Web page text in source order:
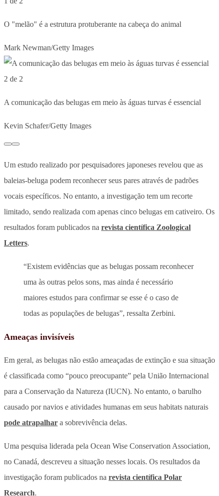
O "melão" é a estrutura protuberante na cabeça do animal
Mark Newman/Getty Images
2 de 2
A comunicação das belugas em meio às águas turvas é essencial
Kevin Schafer/Getty Images
Um estudo realizado por pesquisadores japoneses revelou que as
baleias-beluga podem reconhecer seus pares através de padrões
vocais específicos. No entanto, a investigação tem um recorte
limitado, sendo realizada com apenas cinco belugas em cativeiro. Os
resultados foram publicados na revista científica Zoological
Letters.
“Existem evidências que as belugas possam reconhecer
uma às outras pelos sons, mas ainda é necessário
maiores estudos para confirmar se esse é o caso de
todas as populações de belugas”, ressalta Zerbini.
Ameaças invisíveis
Em geral, as belugas não estão ameaçadas de extinção e sua situação
é classificada como “pouco preocupante” pela União Internacional
para a Conservação da Natureza (IUCN). No entanto, o barulho
causado por navios e atividades humanas em seus habitats naturais
pode atrapalhar a sobrevivência delas.
Uma pesquisa liderada pela Ocean Wise Conservation Association,
no Canadá, descreveu a situação nesses locais. Os resultados da
investigação foram publicados na revista científica Polar
Research.